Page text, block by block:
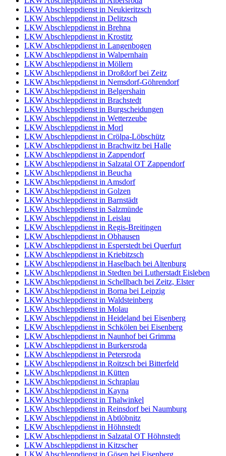
LKW Abschleppdienst in Neukieritzsch
LKW Abschleppdienst in Delitzsch
LKW Abschleppdienst in Brehna
LKW Abschleppdienst in Krostitz
LKW Abschleppdienst in Langenbogen
LKW Abschleppdienst in Walpernhain
LKW Abschleppdienst in Möllern
LKW Abschleppdienst in Droßdorf bei Zeitz
LKW Abschleppdienst in Nemsdorf-Göhrendorf
LKW Abschleppdienst in Belgershain
LKW Abschleppdienst in Brachstedt
LKW Abschleppdienst in Burgscheidungen
LKW Abschleppdienst in Wetterzeube
LKW Abschleppdienst in Morl
LKW Abschleppdienst in Crölpa-Löbschütz
LKW Abschleppdienst in Brachwitz bei Halle
LKW Abschleppdienst in Zappendorf
LKW Abschleppdienst in Salzatal OT Zappendorf
LKW Abschleppdienst in Beucha
LKW Abschleppdienst in Amsdorf
LKW Abschleppdienst in Golzen
LKW Abschleppdienst in Barnstädt
LKW Abschleppdienst in Salzmünde
LKW Abschleppdienst in Leislau
LKW Abschleppdienst in Regis-Breitingen
LKW Abschleppdienst in Obhausen
LKW Abschleppdienst in Esperstedt bei Querfurt
LKW Abschleppdienst in Kriebitzsch
LKW Abschleppdienst in Haselbach bei Altenburg
LKW Abschleppdienst in Stedten bei Lutherstadt Eisleben
LKW Abschleppdienst in Schellbach bei Zeitz, Elster
LKW Abschleppdienst in Borna bei Leipzig
LKW Abschleppdienst in Waldsteinberg
LKW Abschleppdienst in Molau
LKW Abschleppdienst in Heideland bei Eisenberg
LKW Abschleppdienst in Schkölen bei Eisenberg
LKW Abschleppdienst in Naunhof bei Grimma
LKW Abschleppdienst in Burkersroda
LKW Abschleppdienst in Petersroda
LKW Abschleppdienst in Roitzsch bei Bitterfeld
LKW Abschleppdienst in Kütten
LKW Abschleppdienst in Schraplau
LKW Abschleppdienst in Kayna
LKW Abschleppdienst in Thalwinkel
LKW Abschleppdienst in Reinsdorf bei Naumburg
LKW Abschleppdienst in Abtlöbnitz
LKW Abschleppdienst in Höhnstedt
LKW Abschleppdienst in Salzatal OT Höhnstedt
LKW Abschleppdienst in Kitzscher
LKW Abschleppdienst in Gösen bei Eisenberg